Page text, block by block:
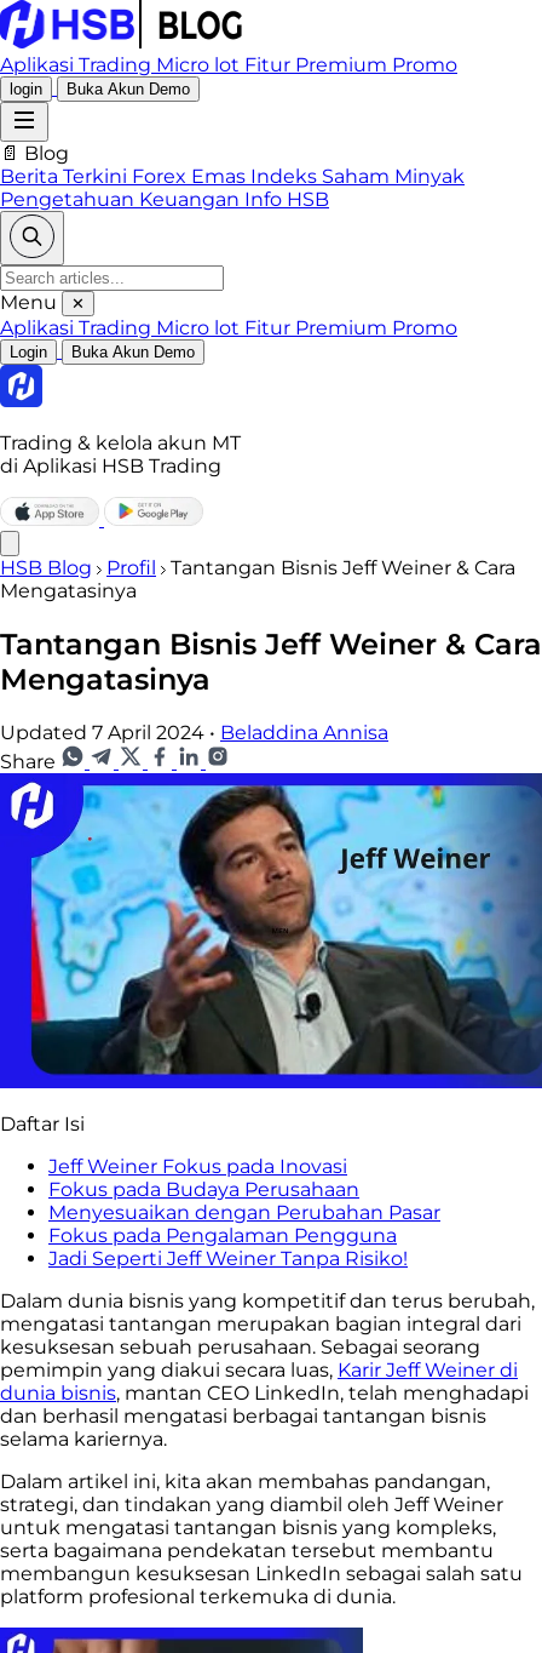
Aplikasi Trading Micro lot Fitur Premium Promo
login Buka Akun Demo
📄 Blog
Berita Terkini Forex Emas Indeks Saham Minyak
Pengetahuan Keuangan Info HSB
Menu ✕
Aplikasi Trading Micro lot Fitur Premium Promo
Login Buka Akun Demo
Trading & kelola akun MT
di Aplikasi HSB Trading
HSB Blog Profil
Tantangan Bisnis Jeff Weiner & Cara
Mengatasinya
Tantangan Bisnis Jeff Weiner & Cara
Mengatasinya
Updated 7 April 2024 • Beladdina Annisa
Share
Daftar Isi
Jeff Weiner Fokus pada Inovasi
Fokus pada Budaya Perusahaan
Menyesuaikan dengan Perubahan Pasar
Fokus pada Pengalaman Pengguna
Jadi Seperti Jeff Weiner Tanpa Risiko!
Dalam dunia bisnis yang kompetitif dan terus berubah,
mengatasi tantangan merupakan bagian integral dari
kesuksesan sebuah perusahaan. Sebagai seorang
pemimpin yang diakui secara luas, Karir Jeff Weiner di
dunia bisnis, mantan CEO LinkedIn, telah menghadapi
dan berhasil mengatasi berbagai tantangan bisnis
selama kariernya.
Dalam artikel ini, kita akan membahas pandangan,
strategi, dan tindakan yang diambil oleh Jeff Weiner
untuk mengatasi tantangan bisnis yang kompleks,
serta bagaimana pendekatan tersebut membantu
membangun kesuksesan LinkedIn sebagai salah satu
platform profesional terkemuka di dunia.